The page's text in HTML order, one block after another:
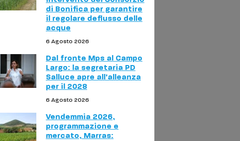
di Bonifica per garantire
il regolare deflusso delle
acque
6 Agosto 2026
Dal fronte Mps al Campo
Largo: la segretaria PD
Salluce apre all'alleanza
per il 2028
6 Agosto 2026
Vendemmia 2026,
programmazione e
mercato, Marras: